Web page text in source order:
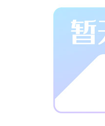
测标
现在
筑基